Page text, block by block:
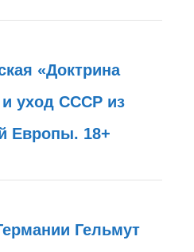
«Доктрина
и уход СССР из
Европы. 18+
Гельмут